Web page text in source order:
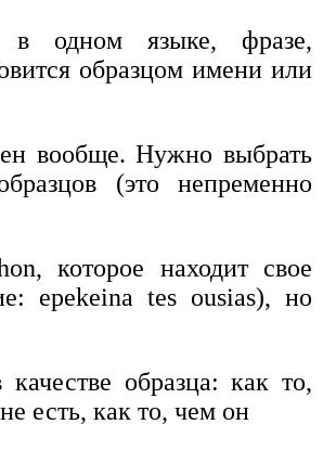
одном языке, фразе,
образцом имени или
вообще. Нужно выбрать
(это непременно
которое находит свое
epekeina tes ousias), но
образца: как то,
есть, как то, чем он